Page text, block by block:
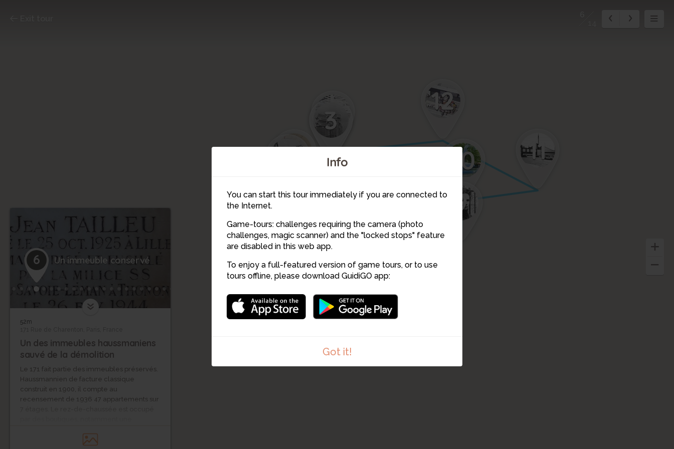
Info
You can start this tour immediately if you are connected to
the Internet.
Game-tours: challenges requiring the camera (photo
challenges, magic scanner) and the "locked stops" feature
are disabled in this web app.
To enjoy a full-featured version of game tours, or to use
tours offline, please download GuidiGO app:
Got it!
14
13
12
11
10
9
8
7
6
5
4
3
1
6 Un immeuble conservé
52m
Un des immeubles haussmaniens
sauvé de la démolition
Le 171 fait partie des immeubles préservés.
Haussmannien de facture classique
construit en 1900, il compte au
recensement de 1936 47 appartements sur